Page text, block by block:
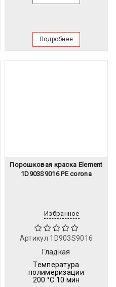
Подробнее
Порошковая краска Element
1D903S9016 PE corona
Избранное
Артикул 1D903S9016
Гладкая
Температура
полимеризации
200 °C 10 мин